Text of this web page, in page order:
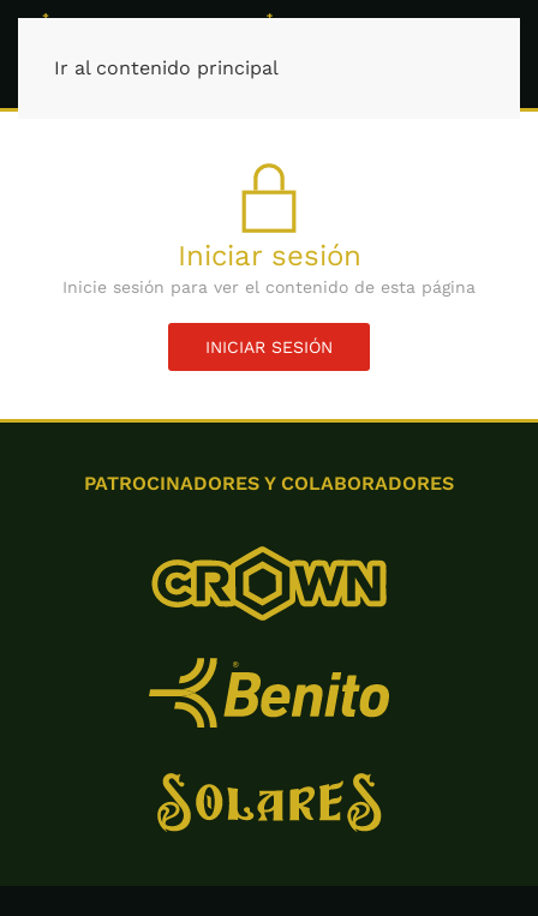
Ir al contenido principal
Iniciar sesión
Inicie sesión para ver el contenido de esta página
INICIAR SESIÓN
PATROCINADORES Y COLABORADORES